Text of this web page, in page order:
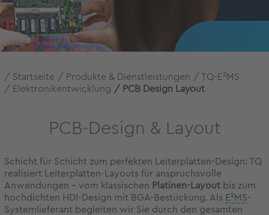
Startseite Produkte & Dienstleistungen
TQ-E²MS
Elektronikentwicklung
PCB Design Layout
PCB-Design & Layout
Schicht für Schicht zum perfekten Leiterplatten-Design: TQ
realisiert Leiterplatten-Layouts für anspruchsvolle
Anwendungen – vom klassischen Platinen-Layout bis zum
hochdichten HDI-Design mit BGA-Bestückung. Als E²MS-
Systemlieferant begleiten wir Sie durch den gesamten